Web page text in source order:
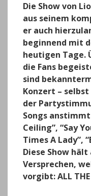
Die Show von
aus seinem
er auch
beginnend mit
heutigen Tage.
die Fans
sind
Konzert –
der
Songs
Ceiling”, “Say
Times A Lady”,
Diese Show
Versprechen,
vorgibt: ALL THE